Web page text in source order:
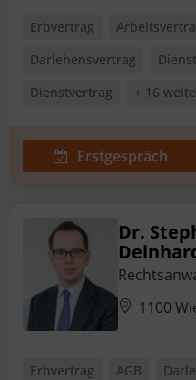
Erbvertrag
Darlehensvertrag
Dienstvertrag
+ 16
Erstgespräch
Dr.
1100
Erbvertrag AGB